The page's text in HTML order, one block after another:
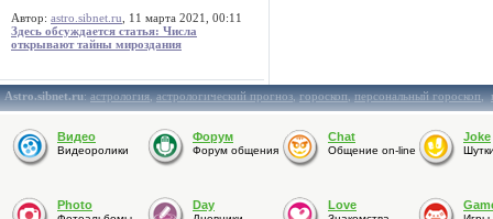
Автор: astro.sibnet.ru , 11 марта 2021, 00:11
Здесь обсуждается статья: Числа
открывают тайны мироздания
Astro.sibnet.ru:астрология,астрологический прогноз,гороскоп,персональный гороскоп,
Видео
Видеоролики
Форум
Форум общения
Chat
Общение on-line
Joke
Photo Day Love